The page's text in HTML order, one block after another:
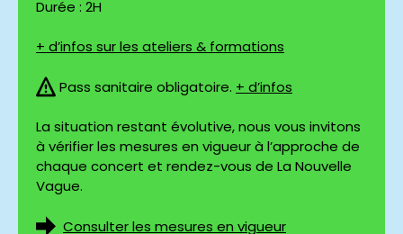
Durée : 2H
+ d’infos sur les ateliers & formations
Pass sanitaire obligatoire. + d’infos
La situation restant évolutive, nous vous invitons
à vérifier les mesures en vigueur à l’approche de
chaque concert et rendez-vous de La Nouvelle
Vague.
Consulter les mesures en vigueur